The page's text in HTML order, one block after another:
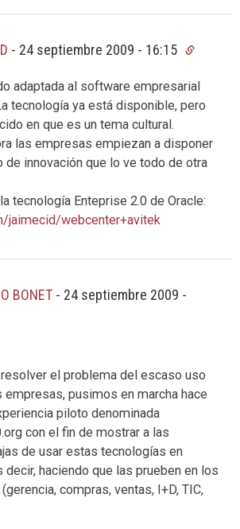
- 24 septiembre 2009 - 16:15
adaptada al software empresarial
tecnología ya está disponible, pero
en que es un tema cultural.
las empresas empiezan a disponer
de innovación que lo ve todo de otra
tecnología Enteprise 2.0 de Oracle:
jaimecid/webcenter+avitek
BONET - 24 septiembre 2009 -
el problema del escaso uso
empresas, pusimos en marcha hace
piloto denominada
con el fin de mostrar a las
de usar estas tecnologías en
decir, haciendo que las prueben en los
compras, ventas, I+D, TIC,